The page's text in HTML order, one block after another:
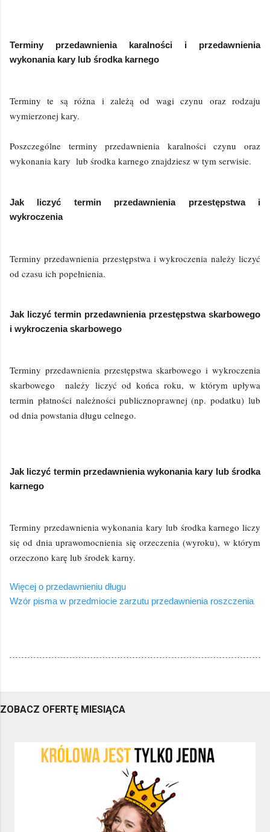
Terminy przedawnienia karalności i przedawnienia
wykonania kary lub środka karnego
Terminy te są różna i zależą od wagi czynu oraz rodzaju
wymierzonej kary.
Poszczególne terminy przedawnienia karalności czynu oraz
wykonania kary lub środka karnego znajdziesz w tym serwisie.
Jak liczyć termin przedawnienia przestępstwa i
wykroczenia
Terminy przedawnienia przestępstwa i wykroczenia należy liczyć
od czasu ich popełnienia.
Jak liczyć termin przedawnienia przestępstwa skarbowego
i wykroczenia skarbowego
Terminy przedawnienia przestępstwa skarbowego i wykroczenia
skarbowego należy liczyć od końca roku, w którym upływa
termin płatności należności publicznoprawnej (np. podatku) lub
od dnia powstania długu celnego.
Jak liczyć termin przedawnienia wykonania kary lub środka
karnego
Terminy przedawnienia wykonania kary lub środka karnego liczy
się od dnia uprawomocnienia się orzeczenia (wyroku), w którym
orzeczono karę lub środek karny.
Więcej o przedawnieniu długu
Wzór pisma w przedmiocie zarzutu przedawnienia roszczenia
ZOBACZ OFERTĘ MIESIĄCA